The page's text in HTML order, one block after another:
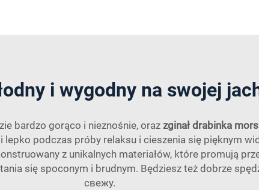
i wygodny na swojej
bardzo gorąco i nieznośnie, orazzginał drabinka
podczas próby relaksu i cieszenia się pięknym
z unikalnych materiałów, które promują
się spoconym i brudnym. Będziesz też dobrze
свежy.